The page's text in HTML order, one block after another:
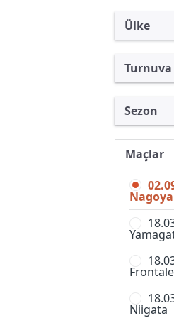
Ülke
Turnuva
J.Lig
J.Ligi
Sezon
J. Lig
J.
J.
J.
J.
J.
Maçlar
Niigata